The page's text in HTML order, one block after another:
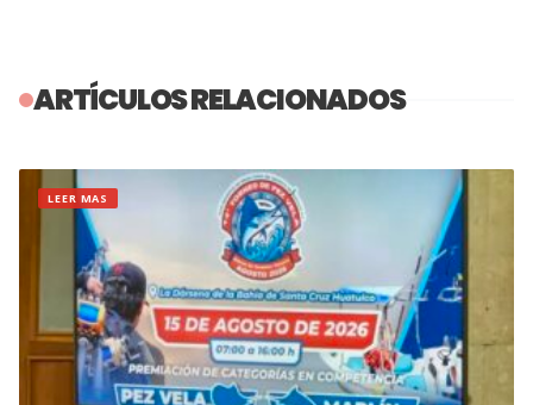
ARTÍCULOS RELACIONADOS
LEER MAS